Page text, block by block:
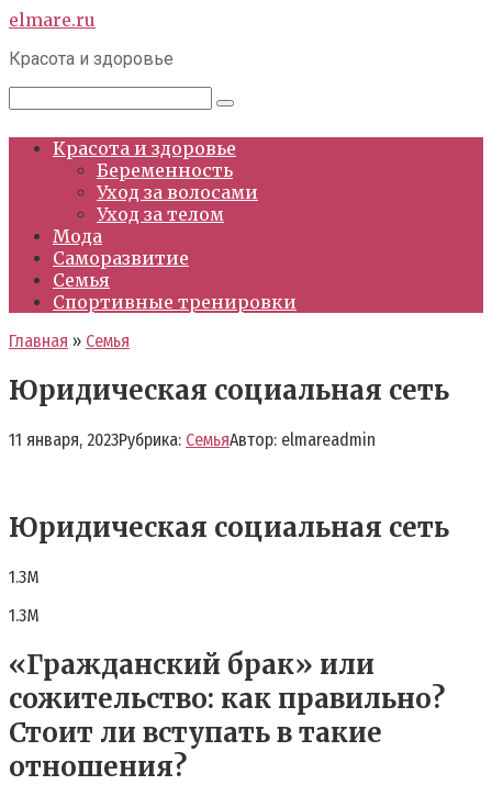
Перейти
контенту
elmare.ru
Красота и здоровье
Красота и здоровье
Беременность
Уход за волосами
Уход за телом
Мода
Саморазвитие
Семья
Спортивные тренировки
Главная » Семья
Юридическая социальная сеть
11 января, 2023Рубрика: СемьяАвтор: elmareadmin
Юридическая социальная сеть
1.3М
1.3М
«Гражданский брак» или
сожительство: как правильно?
Стоит ли вступать в такие
отношения?